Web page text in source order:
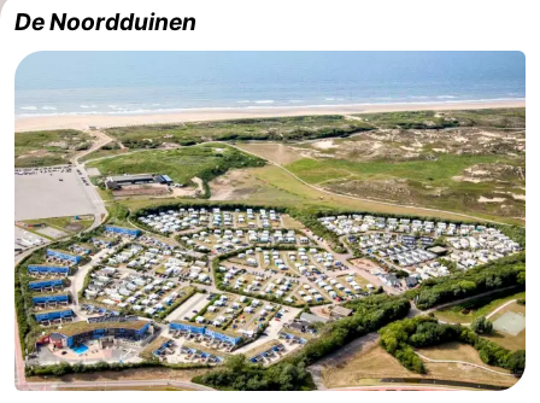
De Noordduinen